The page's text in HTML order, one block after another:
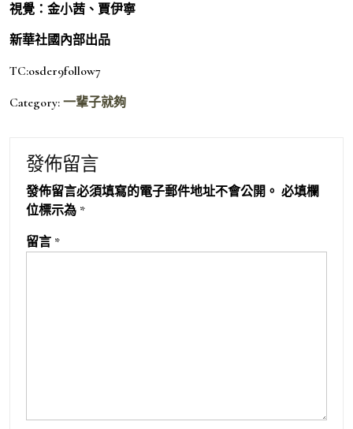
視覺：金小茜、賈伊寧
新華社國內部出品
TC:osder9follow7
Category: 一輩子就夠
發佈留言
發佈留言必須填寫的電子郵件地址不會公開。 必填欄
位標示為 *
留言 *